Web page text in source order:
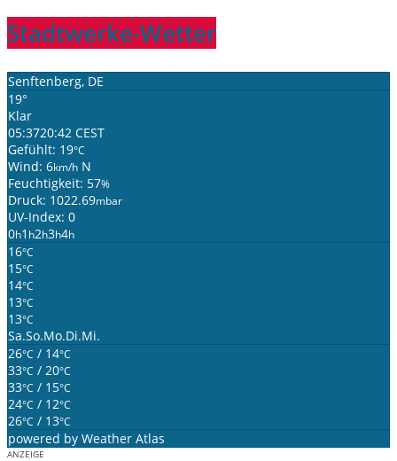
Stadtwerke-Wetter
Senftenberg, DE
19°
Klar
05:3720:42 CEST
Gefühlt: 19°C
Wind: 6km/h N
Feuchtigkeit: 57%
Druck: 1022.69mbar
UV-Index: 0
0h1 h2h3h4h
16°C
15°C
14°C
13°C
13°C
Sa.So.Mo.Di.Mi.
26°C / 14°C
33°C / 20°C
33°C / 15°C
24°C / 12°C
26°C / 13°C
powered by Weather Atlas
ANZEIGE